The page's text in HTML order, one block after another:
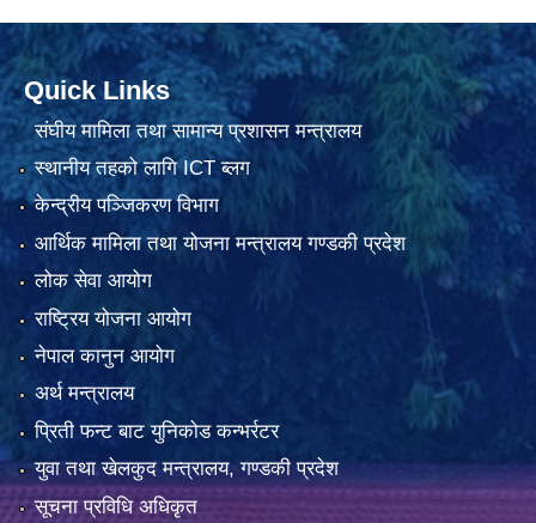
Quick Links
संघीय मामिला तथा सामान्य प्रशासन मन्त्रालय
स्थानीय तहको लागि ICT ब्लग
केन्द्रीय पञ्जिकरण विभाग
आर्थिक मामिला तथा योजना मन्त्रालय गण्डकी प्रदेश
लोक सेवा आयोग
राष्ट्रिय योजना आयोग
नेपाल कानुन आयोग
अर्थ मन्त्रालय
प्रिती फन्ट बाट युनिकोड कन्भर्रटर
युवा तथा खेलकुद मन्त्रालय, गण्डकी प्रदेश
सूचना प्रविधि अधिकृत